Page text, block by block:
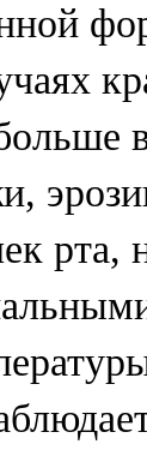
рта,